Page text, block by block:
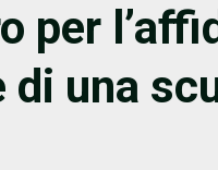
per
di una